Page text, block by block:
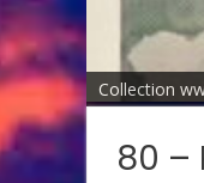
Collection
80 –